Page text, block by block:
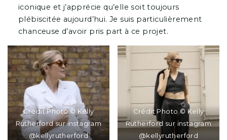
iconique et j’apprécie qu’elle soit toujours
plébiscitée aujourd’hui. Je suis particulièrement
chanceuse d’avoir pris part à ce projet.
Crédit Photo © Kelly
Rutherford sur instagram
@kellyrutherford
Crédit Photo © Kelly
Rutherford sur instagram
@kellyrutherford